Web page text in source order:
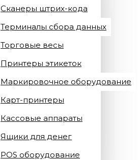
Сканеры штрих-кода
Терминалы сбора данных
Торговые весы
Принтеры этикеток
Маркировочное оборудование
Карт-принтеры
Кассовые аппараты
Ящики для денег
POS оборудование